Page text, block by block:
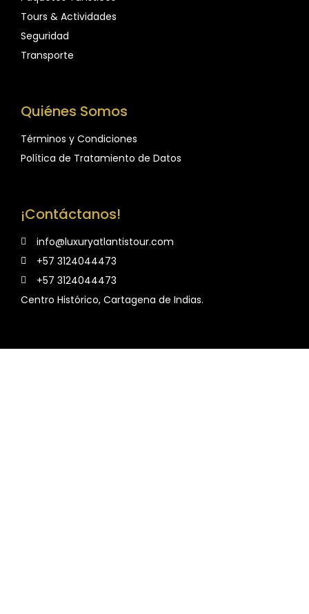
Tours & Actividades
Seguridad
Transporte
Quiénes Somos
Términos y Condiciones
Política de Tratamiento de Datos
¡Contáctanos!
info@luxuryatlantistour.com
+57 3124044473
+57 3124044473
Centro Histórico, Cartagena de Indias.